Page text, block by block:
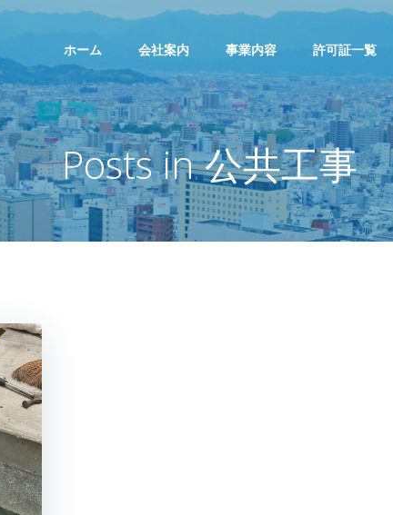
ホーム 会社案内 事業内容 許可証一覧
Posts in 公共工事